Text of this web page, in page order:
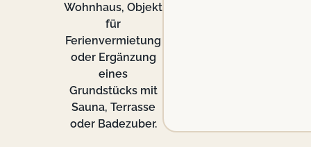
Wohnhaus, Objekt
für
Ferienvermietung
oder Ergänzung
eines
Grundstücks mit
Sauna, Terrasse
oder Badezuber.